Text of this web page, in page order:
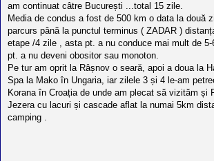
u
l
o
t
e
a
u
o
r
am continuat câtre București ...total 15 zile.
Media de condus a fost de 500 km o data la două
parcurs până la punctul terminus ( ZADAR )
etape /4 zile , asta pt. a nu conduce mai mult de
pt. a nu deveni obositor sau monoton.
Pe tur am oprit la Râșnov o seară, apoi a doua la
Spa la Mako în Ungaria, iar zilele 3 și 4 le-am
Korana în Croația de unde am plecat să vizităm și
Jezera cu lacuri și cascade aflat la numai 5km
camping .